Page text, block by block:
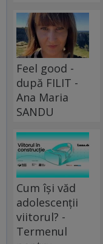
Feel good -
după FILIT -
Ana Maria
SANDU
Cum își văd
adolescenții
viitorul? -
Termenul